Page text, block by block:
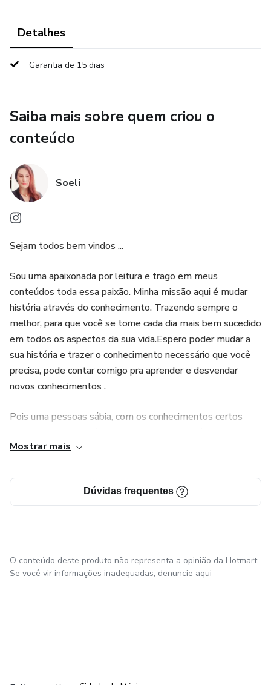
Detalhes
Garantia de 15 dias
Saiba mais sobre quem criou o
conteúdo
Soeli
Sejam todos bem vindos ...
Sou uma apaixonada por leitura e trago em meus
conteúdos toda essa paixão. Minha missão aqui é mudar
história através do conhecimento. Trazendo sempre o
melhor, para que você se torne cada dia mais bem sucedido
em todos os aspectos da sua vida.Espero poder mudar a
sua história e trazer o conhecimento necessário que você
precisa, pode contar comigo pra aprender e desvendar
novos conhecimentos .
Pois uma pessoas sábia, com os conhecimentos certos
junto comigo? Conto com você!
Mostrar mais
Dúvidas frequentes
O conteúdo deste produto não representa a opinião da Hotmart.
Se você vir informações inadequadas, denuncie aqui